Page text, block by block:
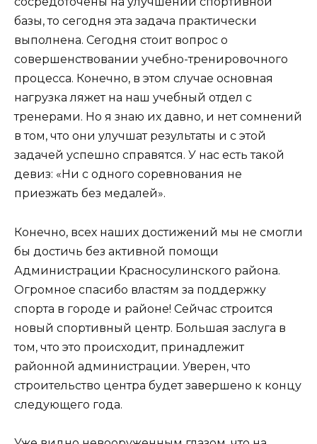
базы, то сегодня эта задача практически
выполнена. Сегодня стоит вопрос о
совершенствовании учебно-тренировочного
процесса. Конечно, в этом случае основная
нагрузка ляжет на наш учебный отдел с
тренерами. Но я знаю их давно, и нет сомнений
в том, что они улучшат результаты и с этой
задачей успешно справятся. У нас есть такой
девиз: «Ни с одного соревнования не
приезжать без медалей».
Конечно, всех наших достижений мы не смогли
бы достичь без активной помощи
Администрации Красносулинского района.
Огромное спасибо властям за поддержку
спорта в городе и районе! Сейчас строится
новый спортивный центр. Большая заслуга в
том, что это происходит, принадлежит
районной администрации. Уверен, что
строительство центра будет завершено к концу
следующего года.